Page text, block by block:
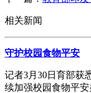
相关新闻
守护校园食物平安
记者3月30日育部获
续加强校园食物平